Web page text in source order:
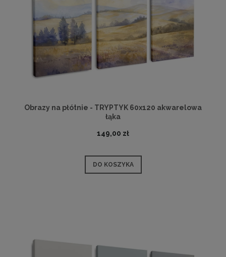
Obrazy na płótnie - TRYPTYK 60x120 akwarelowa
łąka
149,00 zł
DO KOSZYKA